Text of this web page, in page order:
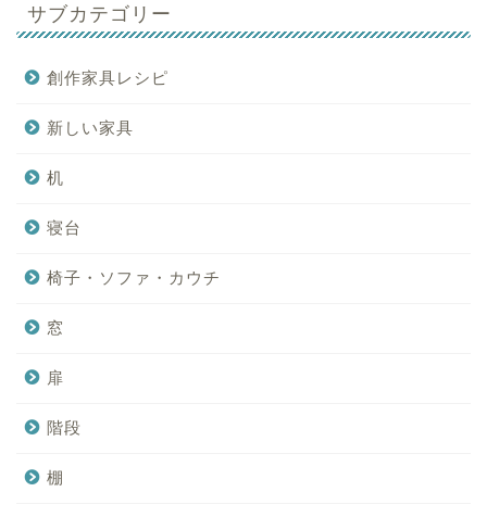
サブカテゴリー
創作家具レシピ
新しい家具
机
寝台
椅子・ソファ・カウチ
窓
扉
階段
棚